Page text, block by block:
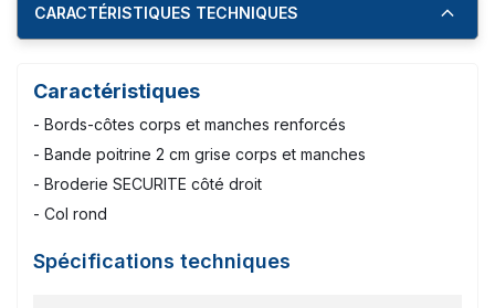
CARACTÉRISTIQUES TECHNIQUES
Caractéristiques
- Bords-côtes corps et manches renforcés
- Bande poitrine 2 cm grise corps et manches
- Broderie SECURITE côté droit
- Col rond
Spécifications techniques